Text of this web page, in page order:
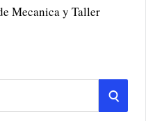
Mecanica y Taller
S